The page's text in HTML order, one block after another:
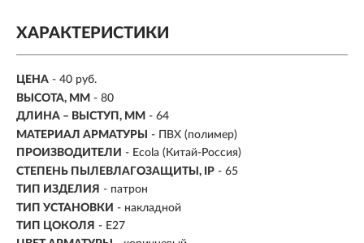
ХАРАКТЕРИСТИКИ
ЦЕНА - 40 руб.
ВЫСОТА, ММ - 80
ДЛИНА – ВЫСТУП, ММ - 64
МАТЕРИАЛ АРМАТУРЫ
- ПВХ (полимер)
ПРОИЗВОДИТЕЛИ - Ecola (Китай-Россия)
СТЕПЕНЬ ПЫЛЕВЛАГОЗАЩИТЫ, IP - 65
ТИП ИЗДЕЛИЯ - патрон
ТИП УСТАНОВКИ - накладной
ТИП ЦОКОЛЯ - E27